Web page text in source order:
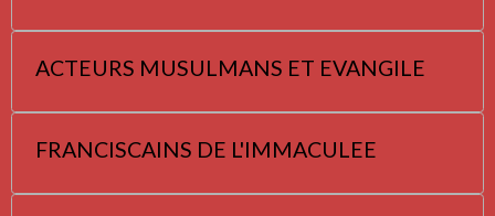
ACTEURS MUSULMANS ET EVANGILE
FRANCISCAINS DE L'IMMACULEE